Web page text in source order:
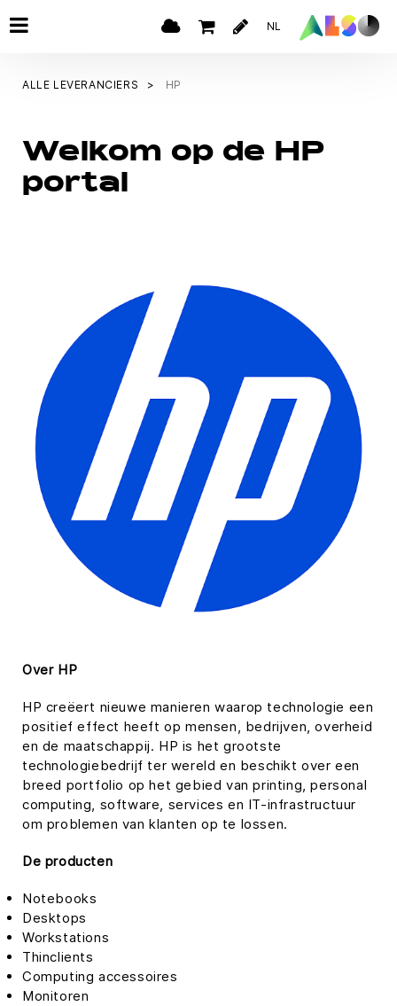
NL
ALLE LEVERANCIERS HP
Welkom op de HP
portal
Over HP
HP creëert nieuwe manieren waarop technologie een
positief effect heeft op mensen, bedrijven, overheid
en de maatschappij. HP is het grootste
technologiebedrijf ter wereld en beschikt over een
breed portfolio op het gebied van printing, personal
computing, software, services en IT-infrastructuur
om problemen van klanten op te lossen.
De producten
Notebooks
Desktops
Workstations
Thinclients
Computing accessoires
Monitoren